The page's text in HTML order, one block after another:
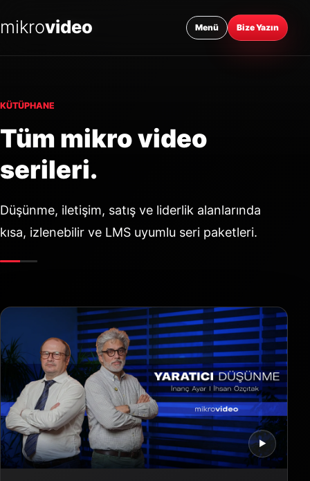
mikrovideo Menü Bize Yazın
KÜTÜPHANE
Tüm mikro video
serileri.
Düşünme, iletişim, satış ve liderlik alanlarında
kısa, izlenebilir ve LMS uyumlu seri paketleri.
▶